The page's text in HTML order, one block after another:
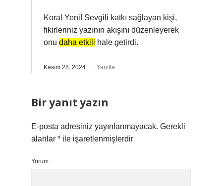
Koral Yeni! Sevgili katkı sağlayan kişi,
fikirleriniz yazının akışını düzenleyerek
onu daha etkili hale getirdi.
Kasım 28, 2024 Yanıtla
Bir yanıt yazın
E-posta adresiniz yayınlanmayacak. Gerekli
alanlar * ile işaretlenmişlerdir
Yorum